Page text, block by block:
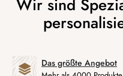
Das größte Angebot